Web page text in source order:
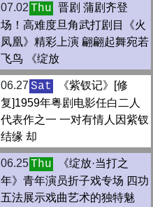
07.02 Thu 晋剧 蒲剧齐登
场！高难度旦角武打剧目《火
凤凰》精彩上演 翩翩起舞宛若
飞鸟 《绽放
06.27 Sat
《紫钗记》[修
复]1959年粤剧电影任白二人
代表作之一 一对有情人因紫钗
结缘 却
06.25Thu
《绽放·当打之
年》青年演员折子戏专场 四功
五法展示戏曲艺术的独特魅